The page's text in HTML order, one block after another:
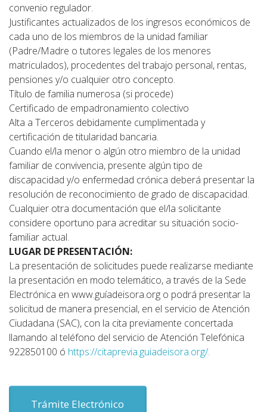
convenio regulador.
Justificantes actualizados de los ingresos económicos de
cada uno de los miembros de la unidad familiar
(Padre/Madre o tutores legales de los menores
matriculados), procedentes del trabajo personal, rentas,
pensiones y/o cualquier otro concepto.
Título de familia numerosa (si procede)
Certificado de empadronamiento colectivo
Alta a Terceros debidamente cumplimentada y
certificación de titularidad bancaria.
Cuando el/la menor o algún otro miembro de la unidad
familiar de convivencia, presente algún tipo de
discapacidad y/o enfermedad crónica deberá presentar la
resolución de reconocimiento de grado de discapacidad.
Cualquier otra documentación que el/la solicitante
considere oportuno para acreditar su situación socio-
familiar actual.
LUGAR DE PRESENTACIÓN:
La presentación de solicitudes puede realizarse mediante
la presentación en modo telemático, a través de la Sede
Electrónica en www.guíadeisora.org o podrá presentar la
solicitud de manera presencial, en el servicio de Atención
Ciudadana (SAC), con la cita previamente concertada
llamando al teléfono del servicio de Atención Telefónica
922850100 ó https://citaprevia.guiadeisora.org/.
Trámite Electrónico